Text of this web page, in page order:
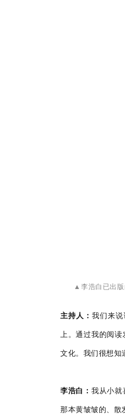
▲李浩白已出版
主持人： 我们来
上。通过我的阅
文化。我们很想知
李浩白： 我从小就
那本黄皱皱的、散